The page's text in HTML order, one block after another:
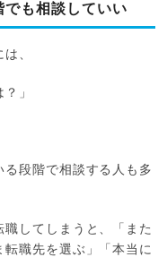
でも相談していい
、
」
段階で相談する人も多
してしまうと、「また
職先を選ぶ」「本当に